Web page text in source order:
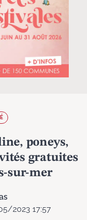
poneys,
gratuites
sur-mer
2023 17:57